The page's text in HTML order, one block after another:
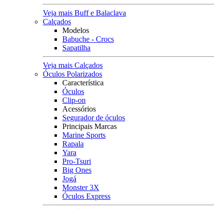
Veja mais Buff e Balaclava
Calçados
Modelos
Babuche - Crocs
Sapatilha
Veja mais Calçados
Óculos Polarizados
Característica
Óculos
Clip-on
Acessórios
Segurador de óculos
Principais Marcas
Marine Sports
Rapala
Yara
Pro-Tsuri
Big Ones
Jogá
Monster 3X
Óculos Express